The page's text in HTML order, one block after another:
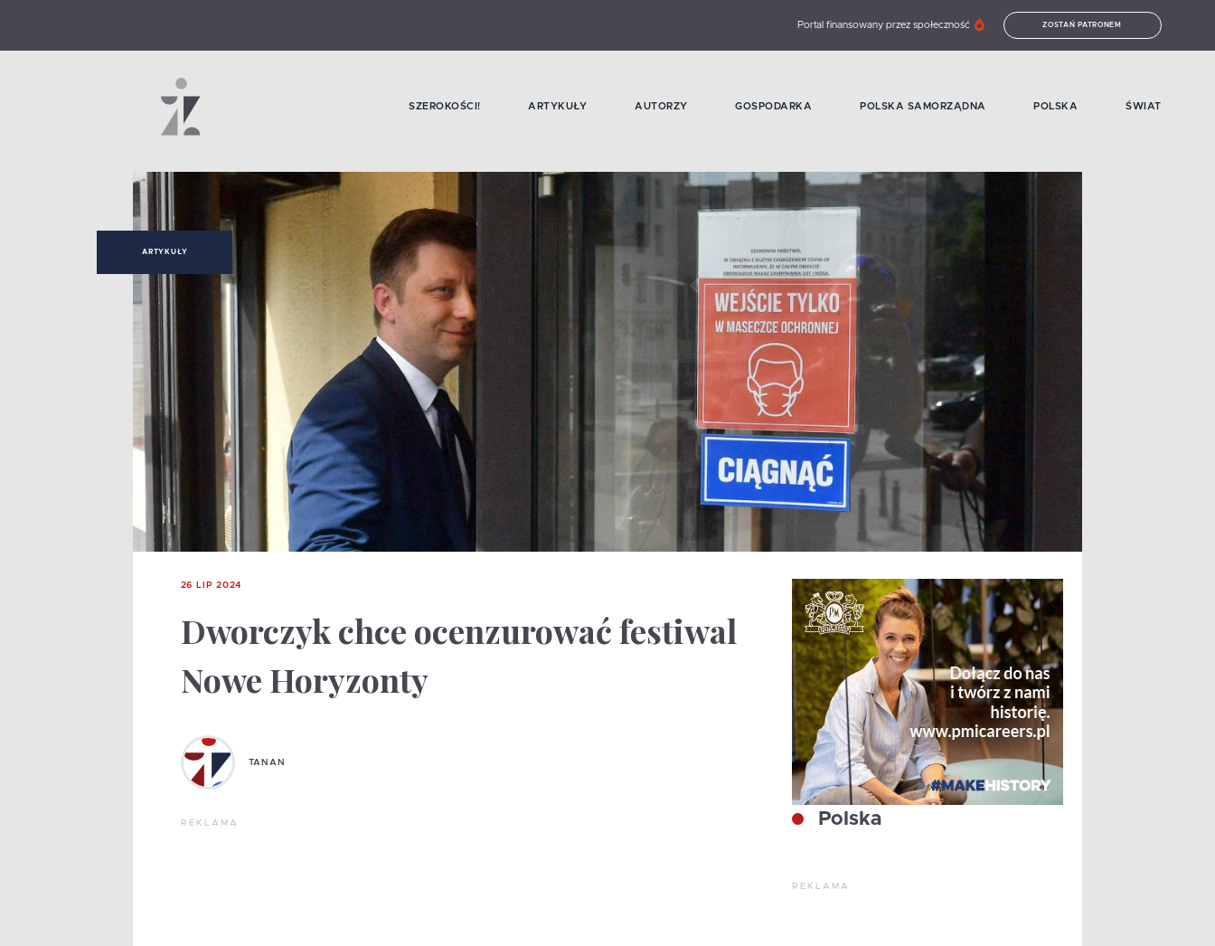
Portal finansowany przez społeczność ZOSTAŃ PATRONEM
SZEROKOŚCI! ARTYKUŁY AUTORZY GOSPODARKA POLSKA SAMORZĄDNA POLSKA ŚWIAT
ARTYKUŁY
26 LIP 2024
Dworczyk chce ocenzurować festiwal
Nowe Horyzonty
TANAN
REKLAMA Polska
REKLAMA